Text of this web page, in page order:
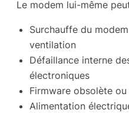
Le modem lui-même
Surchauffe du
ventilation
Défaillance interne
électroniques
Firmware obsolète
Alimentation